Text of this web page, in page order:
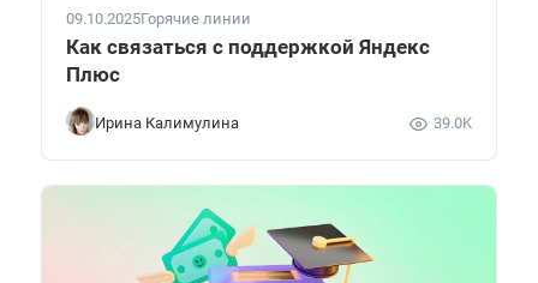
09.10.2025Горячие линии
Как связаться с поддержкой Яндекс
Плюс
Ирина Калимулина 39.0K